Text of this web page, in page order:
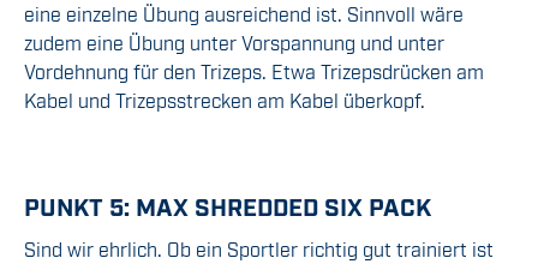
eine einzelne Übung ausreichend ist. Sinnvoll wäre
zudem eine Übung unter Vorspannung und unter
Vordehnung für den Trizeps. Etwa Trizepsdrücken am
Kabel und Trizepsstrecken am Kabel überkopf.
PUNKT 5: MAX SHREDDED SIX PACK
Sind wir ehrlich. Ob ein Sportler richtig gut trainiert ist